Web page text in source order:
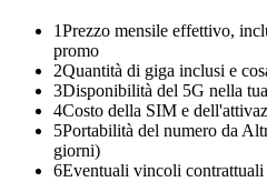
1Prezzo mensile effettivo,
promo
2Quantità di giga inclusi e
3Disponibilità del 5G nella
4Costo della SIM e
5Portabilità del numero da
giorni)
6Eventuali vincoli contrattuali